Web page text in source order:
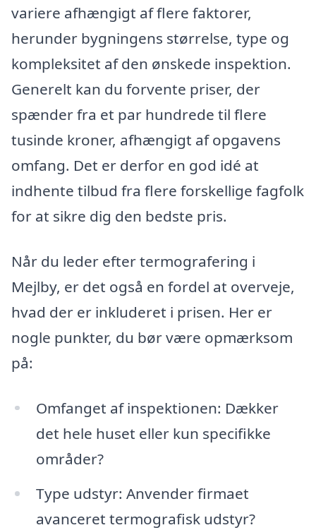
variere afhængigt af flere faktorer,
herunder bygningens størrelse, type og
kompleksitet af den ønskede inspektion.
Generelt kan du forvente priser, der
spænder fra et par hundrede til flere
tusinde kroner, afhængigt af opgavens
omfang. Det er derfor en god idé at
indhente tilbud fra flere forskellige fagfolk
for at sikre dig den bedste pris.
Når du leder efter termografering i
Mejlby, er det også en fordel at overveje,
hvad der er inkluderet i prisen. Her er
nogle punkter, du bør være opmærksom
på:
Omfanget af inspektionen: Dækker
det hele huset eller kun specifikke
områder?
Type udstyr: Anvender firmaet
avanceret termografisk udstyr?